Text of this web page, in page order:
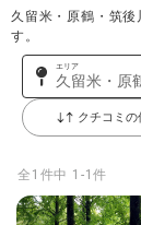
久留米・原鶴・筑
す。
エリア
久留米・原
クチコミ
全 1 件中 1-1件